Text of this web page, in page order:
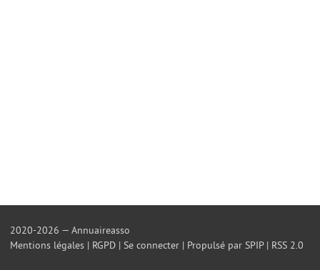
2020-2026 — Annuaireasso
Mentions légales | RGPD |Se connecter | Propulsé par SPIP| RSS 2.0